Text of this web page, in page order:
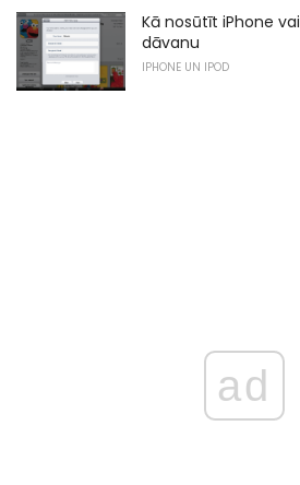
Kā nosūtīt iPhone
dāvanu
IPHONE UN IPOD
ad